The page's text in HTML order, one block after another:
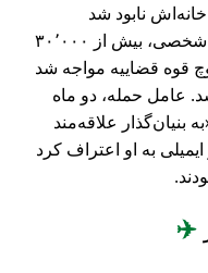
نابود شد
(تجهیزات کامپیوتری، مبلمان، وسایل شخصی، بیش از ۳۰٬۰۰۰
قوه قضاییه مواجه شد
عامل حمله، دو ماه
به بنیان‌گذار علاقه‌مند
به او اعتراف کرد
✈️